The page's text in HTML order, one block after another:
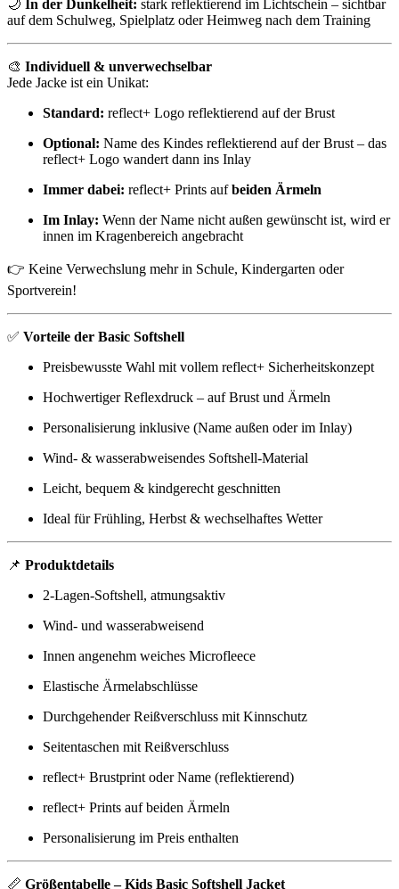
🌙 In der Dunkelheit: stark reflektierend im Lichtschein – sichtbar
auf dem Schulweg, Spielplatz oder Heimweg nach dem Training
🎨 Individuell & unverwechselbar
Jede Jacke ist ein Unikat:
Standard: reflect+ Logo reflektierend auf der Brust
Optional: Name des Kindes reflektierend auf der Brust – das
reflect+ Logo wandert dann ins Inlay
Immer dabei: reflect+ Prints aufbeiden Ärmeln
Im Inlay: Wenn der Name nicht außen gewünscht ist, wird er
innen im Kragenbereich angebracht
👉 Keine Verwechslung mehr in Schule, Kindergarten oder
Sportverein!
✅ Vorteile der Basic Softshell
Preisbewusste Wahl mit vollem reflect+ Sicherheitskonzept
Hochwertiger Reflexdruck – auf Brust und Ärmeln
Personalisierung inklusive (Name außen oder im Inlay)
Wind- & wasserabweisendes Softshell-Material
Leicht, bequem & kindgerecht geschnitten
Ideal für Frühling, Herbst & wechselhaftes Wetter
📌 Produktdetails
2-Lagen-Softshell, atmungsaktiv
Wind- und wasserabweisend
Innen angenehm weiches Microfleece
Elastische Ärmelabschlüsse
Durchgehender Reißverschluss mit Kinnschutz
Seitentaschen mit Reißverschluss
reflect+ Brustprint oder Name (reflektierend)
reflect+ Prints auf beiden Ärmeln
Personalisierung im Preis enthalten
📏 Größentabelle – Kids Basic Softshell Jacket